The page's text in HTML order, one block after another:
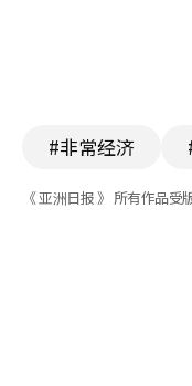
#非常经济
《 亚洲日报 》 所有作品受